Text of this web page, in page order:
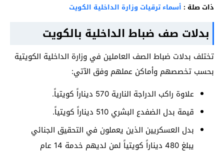
ذات صلة : أسماء ترقيات وزارة الداخلية الكويت
بدلات صف ضباط الداخلية بالكويت
تختلف بدلات ضباط الصف العاملين في وزارة الداخلية الكويتية
بحسب تخصصهم وأماكن عملهم وفق الآتي:
علاوة راكب الدراجة النارية 570 ديناراً كويتياً.
قيمة بدل الضفدع البشري 510 ديناراً كويتياً.
بدل العسكريين الذين يعملون في التحقيق الجنائي
يبلغ 480 ديناراً كويتياً لمن لديهم خدمة 14 عام